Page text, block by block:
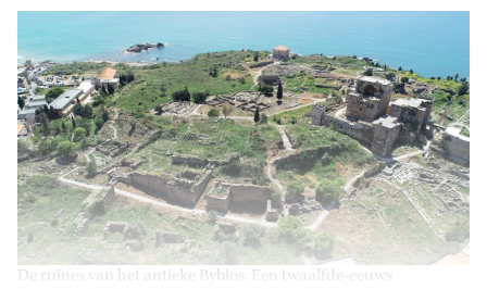
De ruïnes van het antieke Byblos. Een twaalfde-eeuws